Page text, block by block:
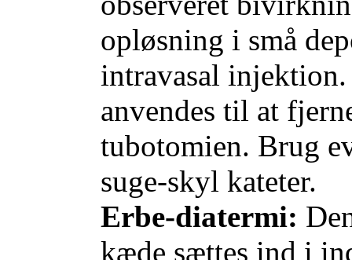
opløsning i små
intravasal
anvendes til at
tubotomien. Brug
suge-skyl kateter.
Erbe-diatermi:
kæde sættes ind i